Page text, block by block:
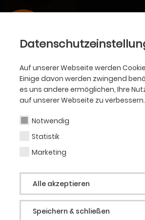
Auf unserer Webseite werden
Einige davon werden zwingend
es uns andere ermöglichen, Ihre
auf unserer Webseite zu verbessern.
Notwendig
Statistik
Marketing
Alle akzeptieren
Speichern & schließen